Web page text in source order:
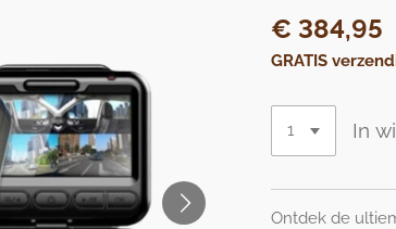
€ 384,95
GRATIS
In
Ontdek de